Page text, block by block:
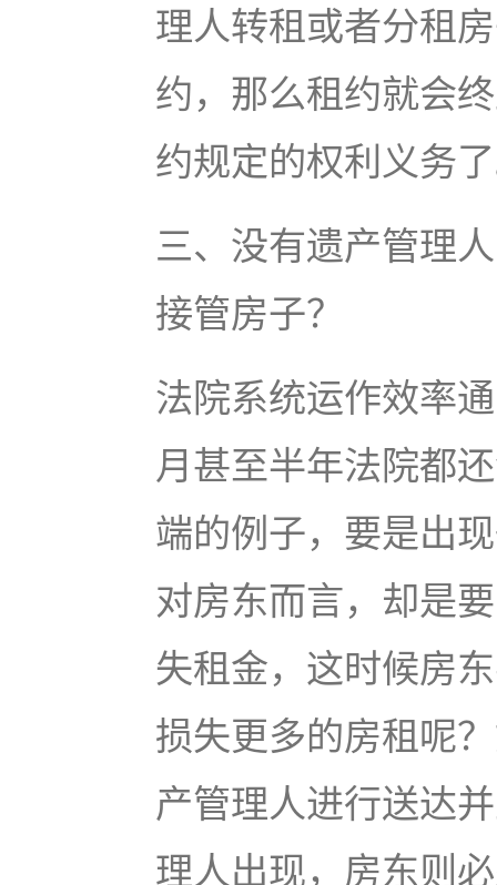
理人转租或者分租
约，那么租约就会
约规定的权利义务
三、没有遗产管理
接管房子？
法院系统运作效率
月甚至半年法院都
端的例子，要是出
对房东而言，却是
失租金，这时候房
损失更多的房租呢
产管理人进行送达
理人出现，房东则